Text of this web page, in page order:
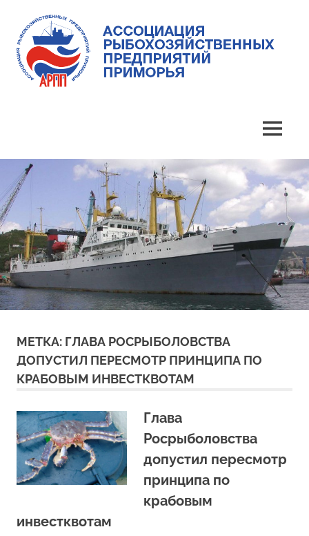
content
предприятий
Приморья
MENU
МЕТКА: ГЛАВА РОСРЫБОЛОВСТВА
ДОПУСТИЛ ПЕРЕСМОТР ПРИНЦИПА ПО
КРАБОВЫМ ИНВЕСТКВОТАМ
Глава
Росрыболовства
допустил пересмотр
принципа по
крабовым
инвестквотам